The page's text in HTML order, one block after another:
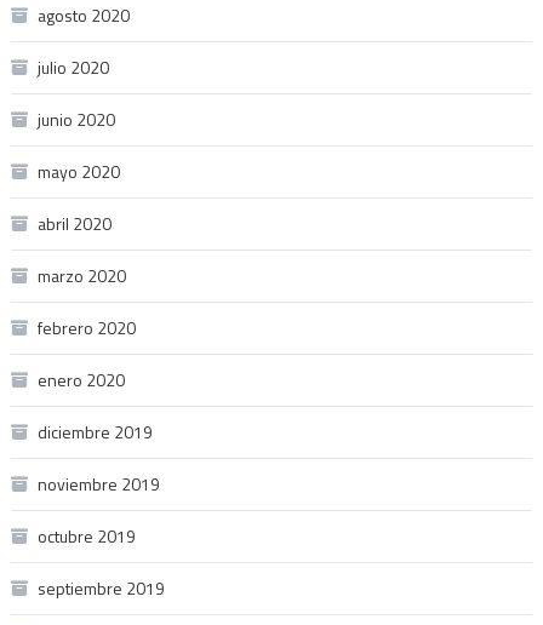
agosto 2020
julio 2020
junio 2020
mayo 2020
abril 2020
marzo 2020
febrero 2020
enero 2020
diciembre 2019
noviembre 2019
octubre 2019
septiembre 2019